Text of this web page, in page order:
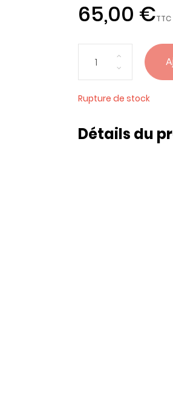
65,00 €TTC
Rupture de stock
Détails du